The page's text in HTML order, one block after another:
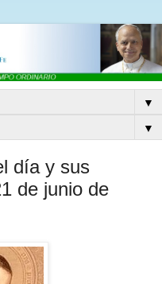
▼
▼
día y sus
de junio de